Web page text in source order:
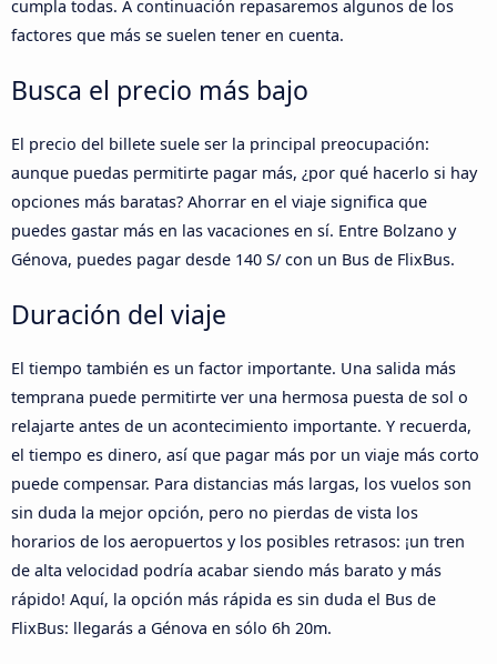
cumpla todas. A continuación repasaremos algunos de los
factores que más se suelen tener en cuenta.
Busca el precio más bajo
El precio del billete suele ser la principal preocupación:
aunque puedas permitirte pagar más, ¿por qué hacerlo si hay
opciones más baratas? Ahorrar en el viaje significa que
puedes gastar más en las vacaciones en sí. Entre Bolzano y
Génova, puedes pagar desde 140 S/ con un Bus de FlixBus.
Duración del viaje
El tiempo también es un factor importante. Una salida más
temprana puede permitirte ver una hermosa puesta de sol o
relajarte antes de un acontecimiento importante. Y recuerda,
el tiempo es dinero, así que pagar más por un viaje más corto
puede compensar. Para distancias más largas, los vuelos son
sin duda la mejor opción, pero no pierdas de vista los
horarios de los aeropuertos y los posibles retrasos: ¡un tren
de alta velocidad podría acabar siendo más barato y más
rápido! Aquí, la opción más rápida es sin duda el Bus de
FlixBus: llegarás a Génova en sólo 6h 20m.